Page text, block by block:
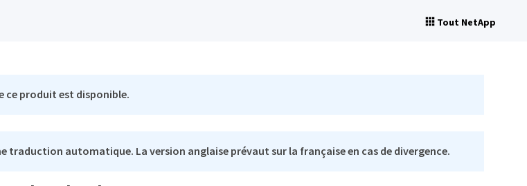
Tout NetApp
ce produit est disponible.
traduction automatique. La version anglaise prévaut sur la française en cas de divergence.